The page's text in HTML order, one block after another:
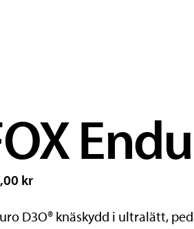
kr
D3O® knäskydd i ultralätt,